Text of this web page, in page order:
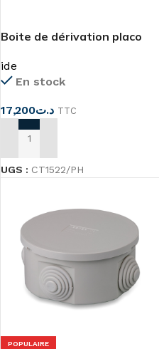
Boite de dérivation placo
ide
En stock
د.ت17,200 TTC
AJOUTER AU PANIER
UGS : CT1522/PH
POPULAIRE